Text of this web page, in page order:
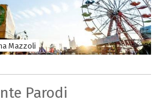
Mazzoli
Parodi